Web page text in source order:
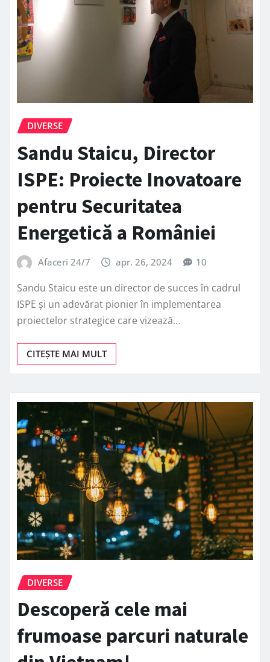
DIVERSE
Sandu Staicu, Director
ISPE: Proiecte Inovatoare
pentru Securitatea
Energetică a României
Afaceri 24/7 apr. 26, 2024 10
Sandu Staicu este un director de succes în cadrul
ISPE și un adevărat pionier în implementarea
proiectelor strategice care vizează…
CITEȘTE MAI MULT
DIVERSE
Descoperă cele mai
frumoase parcuri naturale